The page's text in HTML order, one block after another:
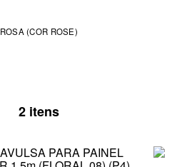
ROSA (COR ROSE)
2 itens